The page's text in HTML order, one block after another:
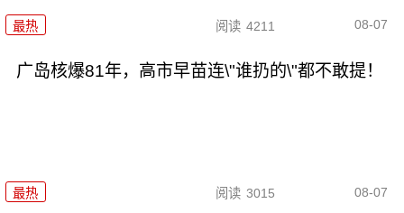
最热 阅读 4211 08-07
广岛核爆81年，高市早苗连\"谁扔的\"都不敢提！
最热 阅读 3015 08-07